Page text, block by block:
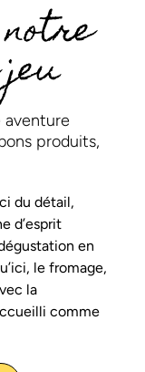
aventure
produits,
du détail,
d’esprit
en
le fromage,
la
comme